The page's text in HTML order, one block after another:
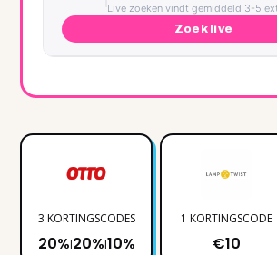
Live zoeken vindt gemiddeld 3-5
Zoek live
3 KORTINGSCODES
20%|20%|10%
1 KORTINGSCODE
€10